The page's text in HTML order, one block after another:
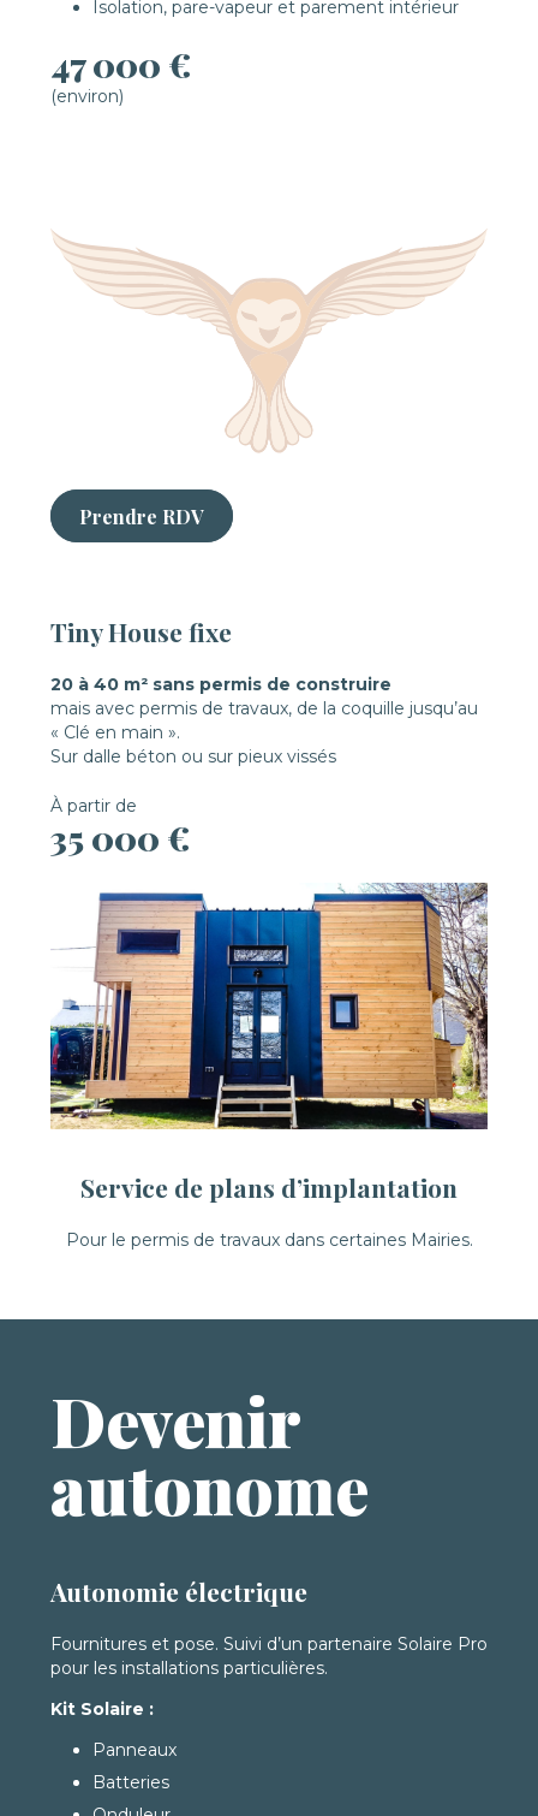
Isolation, pare-vapeur et parement intérieur
47 000 €
(environ)
Prendre RDV
Tiny House fixe
20 à 40 m² sans permis de construire
mais avec permis de travaux, de la coquille jusqu’au
« Clé en main ».
Sur dalle béton ou sur pieux vissés
À partir de
35 000 €
Service de plans d’implantation
Pour le permis de travaux dans certaines Mairies.
Devenir
autonome
Autonomie électrique
Fournitures et pose. Suivi d’un partenaire Solaire Pro
pour les installations particulières.
Kit Solaire :
Panneaux
Batteries